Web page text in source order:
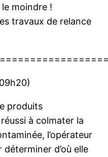
moindre !
travaux de relance
produits
à colmater la
l’opérateur
d’où elle